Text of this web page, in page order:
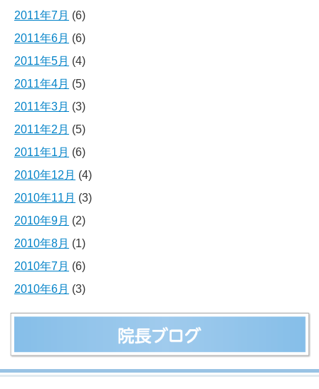
2011年7月 (6)
2011年6月 (6)
2011年5月 (4)
2011年4月 (5)
2011年3月 (3)
2011年2月 (5)
2011年1月 (6)
2010年12月 (4)
2010年11月 (3)
2010年9月 (2)
2010年8月 (1)
2010年7月 (6)
2010年6月 (3)